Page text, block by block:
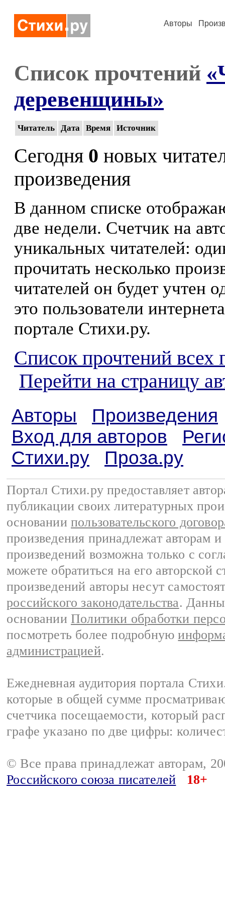
Авторы
Список прочтений
деревенщины»
Читатель Дата Время Источник
Сегодня 0 новых
произведения
В данном списке
две недели. Счетчик на
уникальных читателей:
прочитать несколько
читателей он будет учтен
это пользователи
портале Стихи.ру.
Список прочтений всех
Перейти на страницу
Авторы
Произведения
Вход для авторов
Стихи.ру
Проза.ру
Портал Стихи.ру предоставляет
публикации своих литературных
основании пользовательского
произведения принадлежат авторам
произведений возможна только с
можете обратиться на его авторской
произведений авторы несут
российского законодательства.
основании Политики обработки
посмотреть более подробную
администрацией.
Ежедневная аудитория портала
которые в общей сумме
счетчика посещаемости, который
графе указано по две цифры:
© Все права принадлежат авторам,
Российского союза писателей
18+